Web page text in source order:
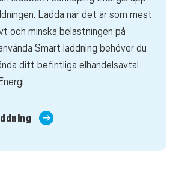
Ladda när det är som mest
och minska belastningen på
Smart laddning behöver du
ditt befintliga elhandelsavtal